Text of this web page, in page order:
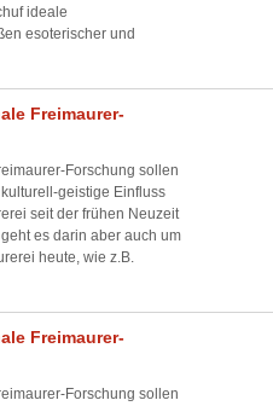
ideale
esoterischer und
Freimaurer-
Forschung sollen
geistige Einfluss
seit der frühen Neuzeit
es darin aber auch um
heute, wie z.B.
Freimaurer-
Forschung sollen